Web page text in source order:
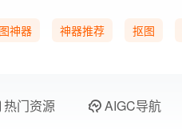
神器 神器推荐 抠图
热门资源 AIGC导航